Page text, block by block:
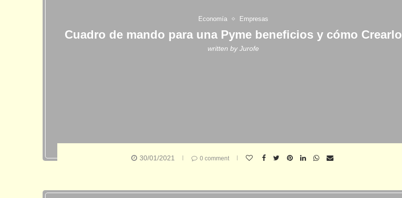
Economía Empresas
Cuadro de mando para una Pyme beneficios y cómo Crearlo
written byJurofe
30/01/2021 0 comment